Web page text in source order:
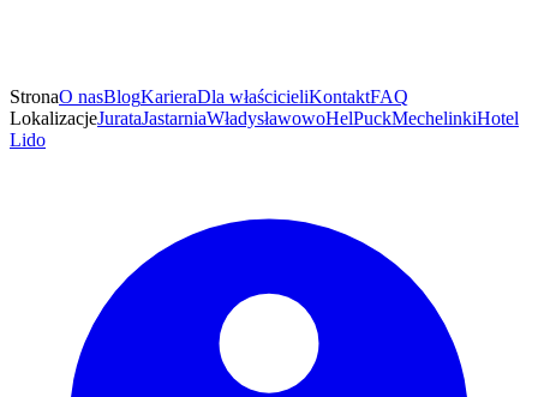
StronaO nasBlogKarieraDla właścicieliKontaktFAQ
LokalizacjeJurataJastarniaWładysławowoHelPuckMechelinkiHotel
Lido